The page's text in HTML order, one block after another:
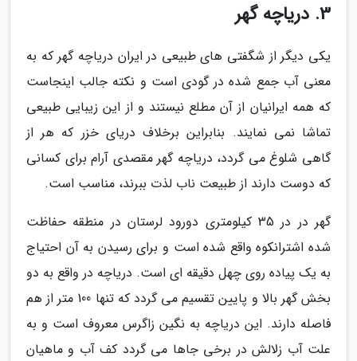
3. دریاچه گهر
یکی دیگر از شگفتی های طبیعی در ایران دریاچه گهر که به
معنی آب جمع شده در گودی است و نکته جالب اینجاست
که همه ایرانیان از آن مطلع نیستند و از این زیبایی طبیعی
تماشا نمی نمایند. بنابراین برخلاف دریای خزر که هر از
گاهی شلوغ می گردد، دریاچه گهر مقصدی آرام برای کسانی
که دوست دارند از طبیعت ناب لذت ببرند، مناسب است.
گهر در در 35 کیلومتری دورود لرستان در منطقه حفاظت
شده اشترانکوه واقع شده است و برای رسیدن به آن احتیاج
به یک پیاده روی چهل دقیقه ای است. دریاچه در واقع به دو
بخش گهر بالا و پایین تقسیم می گردد که تنها 100 متر از هم
فاصله دارند. این دریاچه به نگین زاگرس معروف است و به
علت آب زلالش در برخی جاها می گردد کف آب و ماهیان